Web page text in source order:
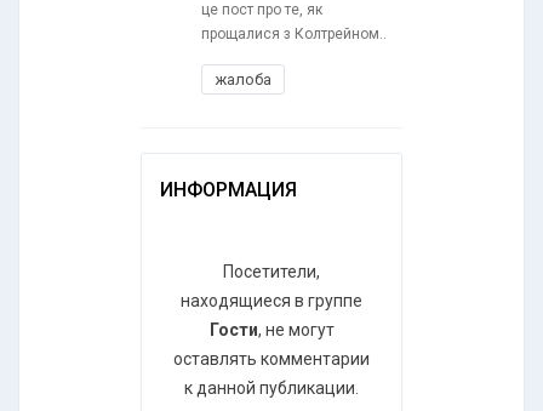
це пост про те, як
прощалися з Колтрейном..
жалоба
ИНФОРМАЦИЯ
Посетители,
находящиеся в группе
Гости, не могут
оставлять комментарии
к данной публикации.